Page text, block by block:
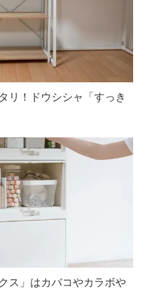
リ！ドウシシャ「すっき
ス」はカバコやカラボや